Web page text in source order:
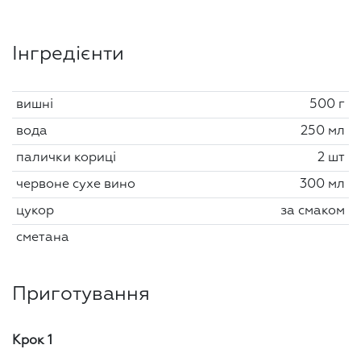
Інгредієнти
вишні 500 г
вода 250 мл
палички кориці 2 шт
червоне сухе вино 300 мл
цукор за смаком
сметана
Приготування
Крок 1